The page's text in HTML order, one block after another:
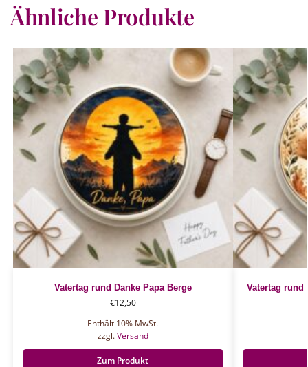
Ähnliche Produkte
Vatertag rund Danke Papa Berge
€12,50
Enthält 10% MwSt.
zzgl.Versand
Zum Produkt
Vatertag rund